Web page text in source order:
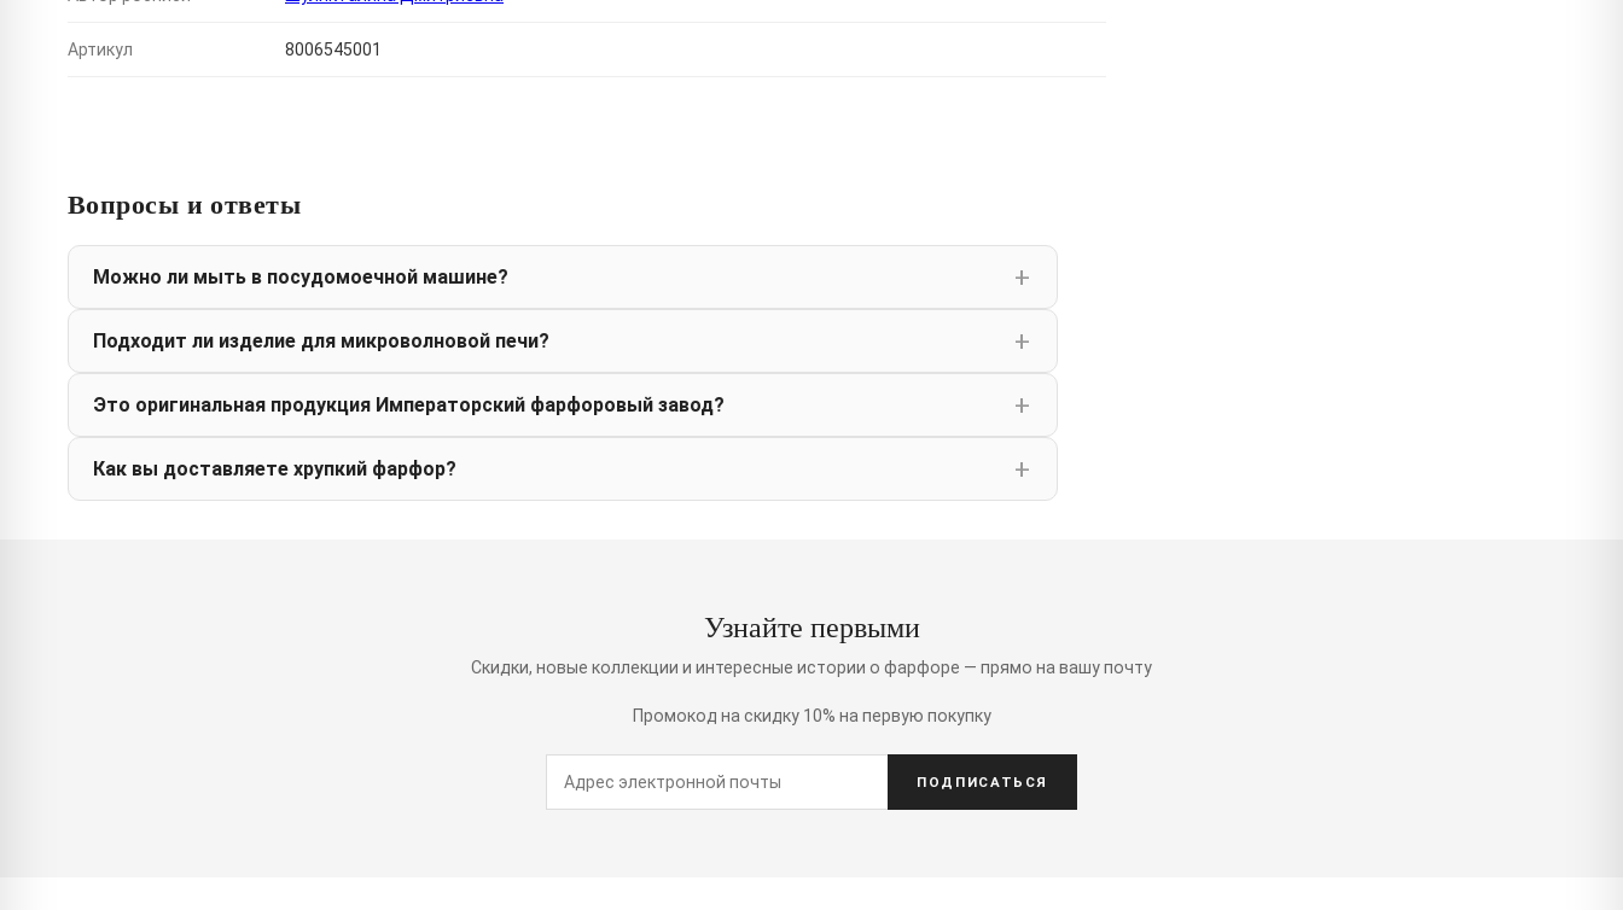
Артикул 8006545001
Вопросы и ответы
Можно ли мыть в посудомоечной машине?
Подходит ли изделие для микроволновой печи?
Это оригинальная продукция Императорский фарфоровый завод?
Как вы доставляете хрупкий фарфор?
Узнайте первыми
Скидки, новые коллекции и интересные истории о фарфоре — прямо на вашу почту
Промокод на скидку 10% на первую покупку
ПОДПИСАТЬСЯ